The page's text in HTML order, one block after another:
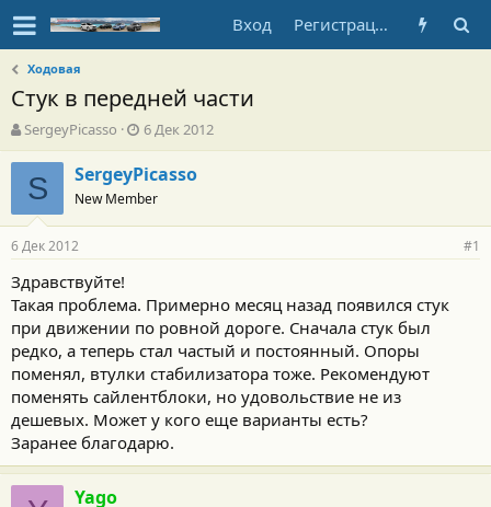
Вход Регистрация
Ходовая
Стук в передней части
А
в
т
о
т
е
м
ы
SergeyPicasso
Д
а
т
а
н
а
а
а
6 Дек 2012
S SergeyPicasso
New Member
6 Дек 2012 #1
Здравствуйте!
Такая проблема. Примерно месяц назад появился стук
при движении по ровной дороге. Сначала стук был
редко, а теперь стал частый и постоянный. Опоры
поменял, втулки стабилизатора тоже. Рекомендуют
поменять сайлентблоки, но удовольствие не из
дешевых. Может у кого еще варианты есть?
Заранее благодарю.
Yago